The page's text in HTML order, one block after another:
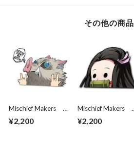
その他の商品
Mischief Makers
Fight me DS peeker
¥2,200
Mischief Makers
Demon Derp
¥2,200